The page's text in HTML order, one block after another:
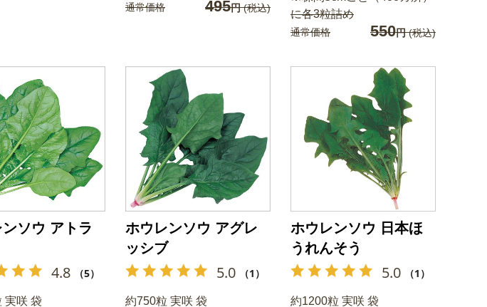
通常価格 495円(税込)
に各3粒詰め
通常価格 550円(税込)
ソウ アトラ
4.8 （5）
実咲 袋
ホウレンソウ アグレ
ッシブ
5.0 （1）
約750粒 実咲 袋
ホウレンソウ 日本ほ
うれんそう
5.0 （1）
約1200粒 実咲 袋